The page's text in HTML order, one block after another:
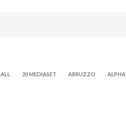
ALL 20 MEDIASET ABRUZZO ALPHA